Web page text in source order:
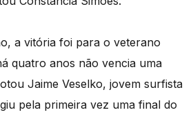
a vitória foi para o veterano
quatro anos não vencia uma
Jaime Veselko, jovem surfista
pela primeira vez uma final do